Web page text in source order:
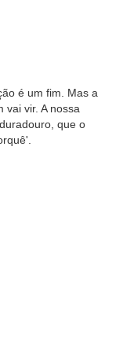
é um fim. Mas a
vai vir. A nossa
que o